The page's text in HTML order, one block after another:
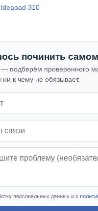
310
починить
— подберём проверенного
ни к чему не обязывает.
персональных данных и с